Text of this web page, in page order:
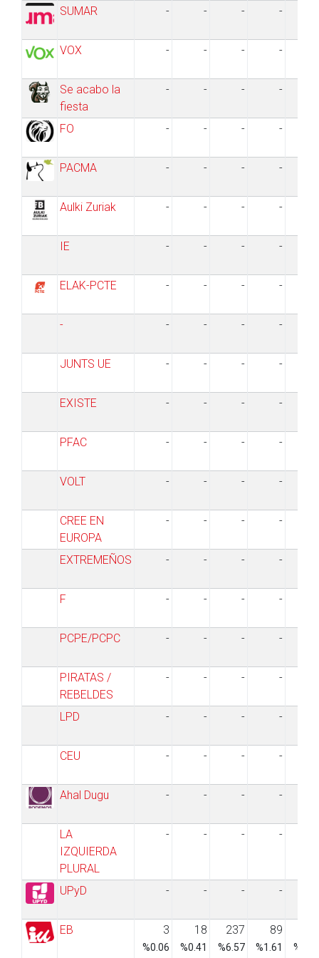
CN+EP
HB
IP
EA-ERC-PNG
PDP
SUMAR - - - -
VOX - - - -
Se acabo la
fiesta
- - - -
FO - - - -
PACMA - - - -
Aulki Zuriak - - - -
IE - - - -
ELAK-PCTE - - - -
- - - - -
JUNTS UE - - - -
EXISTE - - - -
PFAC - - - -
VOLT - - - -
CREE EN
EUROPA
- - - -
EXTREMEÑOS - - - -
F - - - -
PCPE/PCPC - - - -
PIRATAS /
REBELDES
- - - -
LPD - - - -
CEU - - - -
Ahal Dugu - - - -
LA
IZQUIERDA
PLURAL
- - - -
UPyD - - - -
EB 3
%0.06
18
%0.41
237
%6.57
89
%1.61